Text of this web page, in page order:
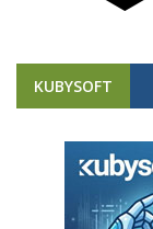
KUBYSOFT